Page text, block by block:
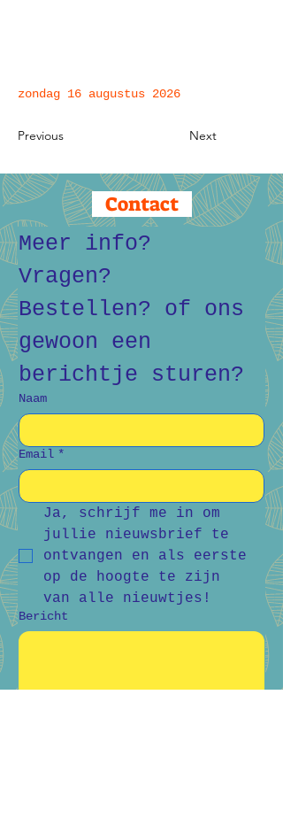
zondag 16 augustus 2026
Previous Next
Contact
Meer info?
Vragen?
Bestellen? of ons
gewoon een
berichtje sturen?
Naam
Email *
Ja, schrijf me in om
jullie nieuwsbrief te
ontvangen en als eerste
op de hoogte te zijn
van alle nieuwtjes!
Bericht